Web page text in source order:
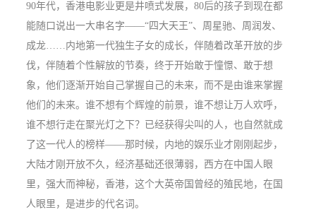
90年代，香港电影业更是井喷式发展， 80后的孩子到现在都
能随口说出一大串名字——“四大天王”、周星驰、周润发、
成龙……内地第一代独生子女的成长，伴随着改革开放的步
伐，伴随着个性解放的节奏，终于开始敢于憧憬、敢于想
象，他们逐渐开始自己掌握自己的未来，而不是由谁来掌握
他们的未来。谁不想有个辉煌的前景，谁不想让万人欢呼，
谁不想行走在聚光灯之下？已经获得尖叫的人，也自然就成
了这一代人的榜样——那时候，内地的娱乐业才刚刚起步，
大陆才刚开放不久，经济基础还很薄弱，西方在中国人眼
里，强大而神秘，香港，这个大英帝国曾经的殖民地，在国
人眼里，是进步的代名词。